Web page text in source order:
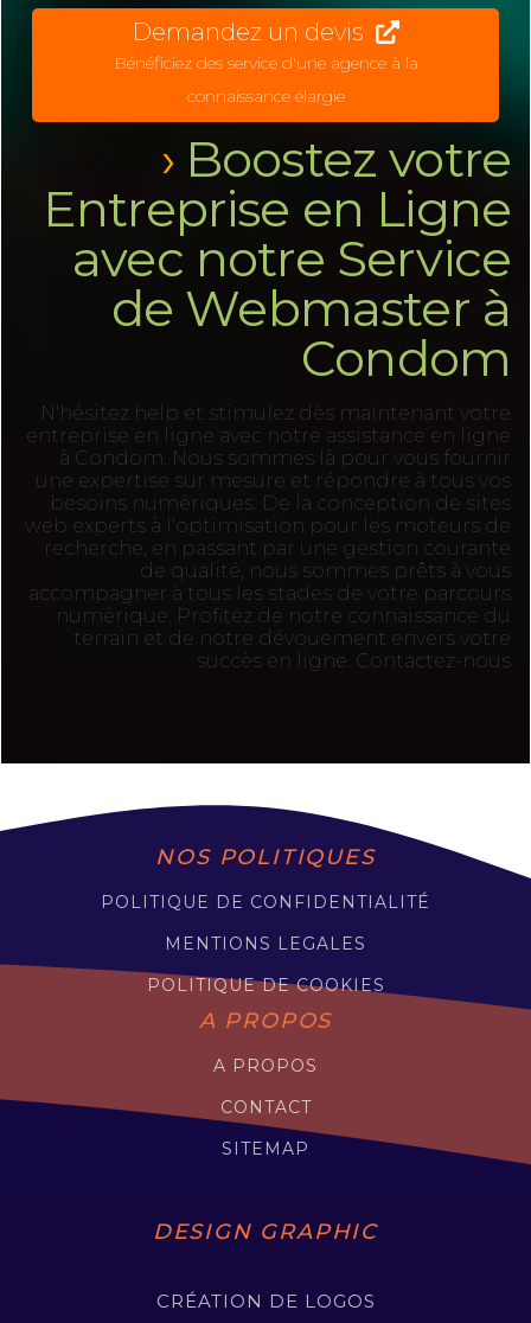
Demandez un devis
Bénéficiez des service d'une agence à la
connaissance élargie
Boostez votre
Entreprise en Ligne
avec notre Service
de Webmaster à
Condom
N'hésitez help et stimulez dès maintenant votre
entreprise en ligne avec notre assistance en ligne
à Condom. Nous sommes là pour vous fournir
une expertise sur mesure et répondre à tous vos
besoins numériques. De la conception de sites
web experts à l'optimisation pour les moteurs de
recherche, en passant par une gestion courante
de qualité, nous sommes prêts à vous
accompagner à tous les stades de votre parcours
numérique. Profitez de notre connaissance du
terrain et de notre dévouement envers votre
succès en ligne. Contactez-nous
DESIGN GRAPHIC
CRÉATION DE LOGOS
NOS POLITIQUES
POLITIQUE DE CONFIDENTIALITÉ
MENTIONS LEGALES
POLITIQUE DE COOKIES
A PROPOS
A PROPOS
CONTACT
SITEMAP